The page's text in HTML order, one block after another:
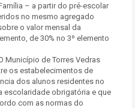
– a partir do pré-escolar
no mesmo agregado
o valor mensal da
de 30% no 3º elemento
Município de Torres Vedras
os estabelecimentos de
dos alunos residentes no
escolaridade obrigatória e que
com as normas do